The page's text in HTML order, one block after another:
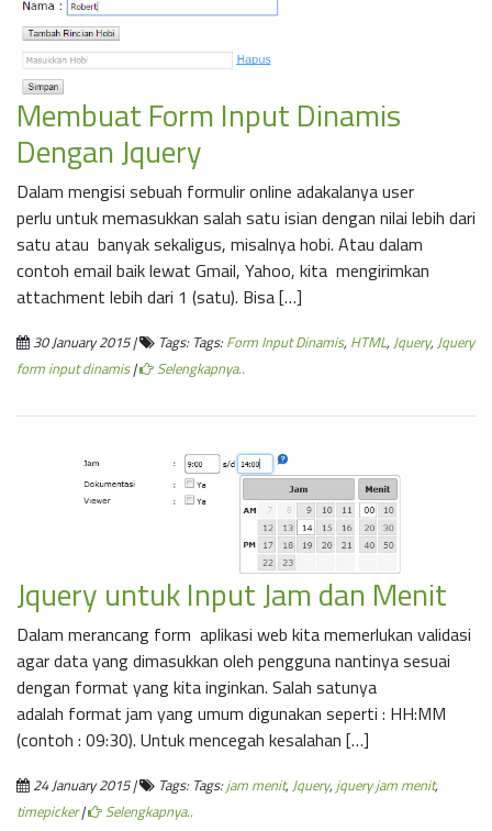
Membuat Form Input Dinamis
Dengan Jquery
Dalam mengisi sebuah formulir online adakalanya user
perlu untuk memasukkan salah satu isian dengan nilai lebih dari
satu atau banyak sekaligus, misalnya hobi. Atau dalam
contoh email baik lewat Gmail, Yahoo, kita mengirimkan
attachment lebih dari 1 (satu). Bisa […]
30 January 2015 | Tags: Tags:Form Input Dinamis, HTML,Jquery,Jquery
form input dinamis| Selengkapnya..
Jquery untuk Input Jam dan Menit
Dalam merancang form aplikasi web kita memerlukan validasi
agar data yang dimasukkan oleh pengguna nantinya sesuai
dengan format yang kita inginkan. Salah satunya
adalah format jam yang umum digunakan seperti : HH:MM
(contoh : 09:30). Untuk mencegah kesalahan […]
24 January 2015 | Tags: Tags:jam menit, Jquery, jquery jam menit,
timepicker| Selengkapnya..